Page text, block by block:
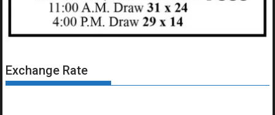
Exchange Rate